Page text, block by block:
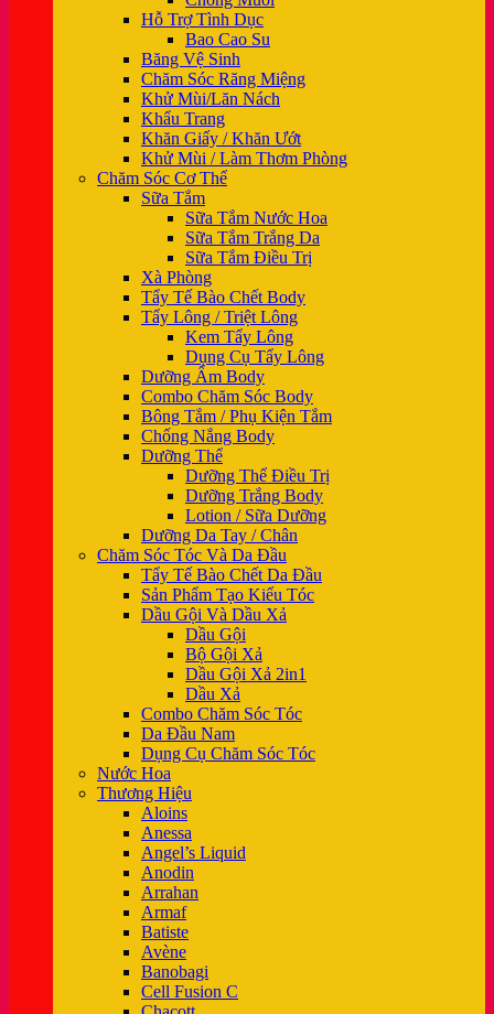
Hỗ Trợ Tình Dục
Bao Cao Su
Băng Vệ Sinh
Chăm Sóc Răng Miệng
Khử Mùi/Lăn Nách
Khẩu Trang
Khăn Giấy / Khăn Ướt
Khử Mùi / Làm Thơm Phòng
Chăm Sóc Cơ Thể
Sữa Tắm
Sữa Tắm Nước Hoa
Sữa Tắm Trắng Da
Sữa Tắm Điều Trị
Xà Phòng
Tẩy Tế Bào Chết Body
Tẩy Lông / Triệt Lông
Kem Tẩy Lông
Dụng Cụ Tẩy Lông
Dưỡng Ẩm Body
Combo Chăm Sóc Body
Bông Tắm / Phụ Kiện Tắm
Chống Nắng Body
Dưỡng Thể
Dưỡng Thể Điều Trị
Dưỡng Trắng Body
Lotion / Sữa Dưỡng
Dưỡng Da Tay / Chân
Chăm Sóc Tóc Và Da Đầu
Tẩy Tế Bào Chết Da Đầu
Sản Phẩm Tạo Kiểu Tóc
Dầu Gội Và Dầu Xả
Dầu Gội
Bộ Gội Xả
Dầu Gội Xả 2in1
Dầu Xả
Combo Chăm Sóc Tóc
Da Đầu Nam
Dụng Cụ Chăm Sóc Tóc
Nước Hoa
Thương Hiệu
Aloins
Anessa
Angel’s Liquid
Anodin
Arrahan
Armaf
Batiste
Avène
Banobagi
Cell Fusion C